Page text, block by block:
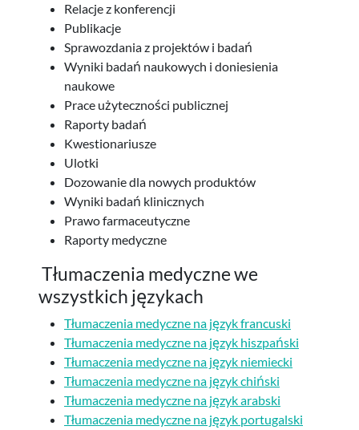
Relacje z konferencji
Publikacje
Sprawozdania z projektów i badań
Wyniki badań naukowych i doniesienia
naukowe
Prace użyteczności publicznej
Raporty badań
Kwestionariusze
Ulotki
Dozowanie dla nowych produktów
Wyniki badań klinicznych
Prawo farmaceutyczne
Raporty medyczne
Tłumaczenia medyczne we
wszystkich językach
Tłumaczenia medyczne na język francuski
Tłumaczenia medyczne na język hiszpański
Tłumaczenia medyczne na język niemiecki
Tłumaczenia medyczne na język chiński
Tłumaczenia medyczne na język arabski
Tłumaczenia medyczne na język portugalski